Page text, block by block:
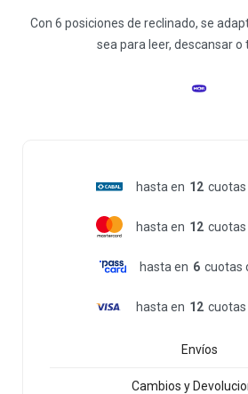
Con 6 posiciones de reclinado, se
sea para leer, descansar o
hasta en 12 cuotas
hasta en 12 cuotas
hasta en 6 cuotas
hasta en 12 cuotas
Envíos
Cambios y